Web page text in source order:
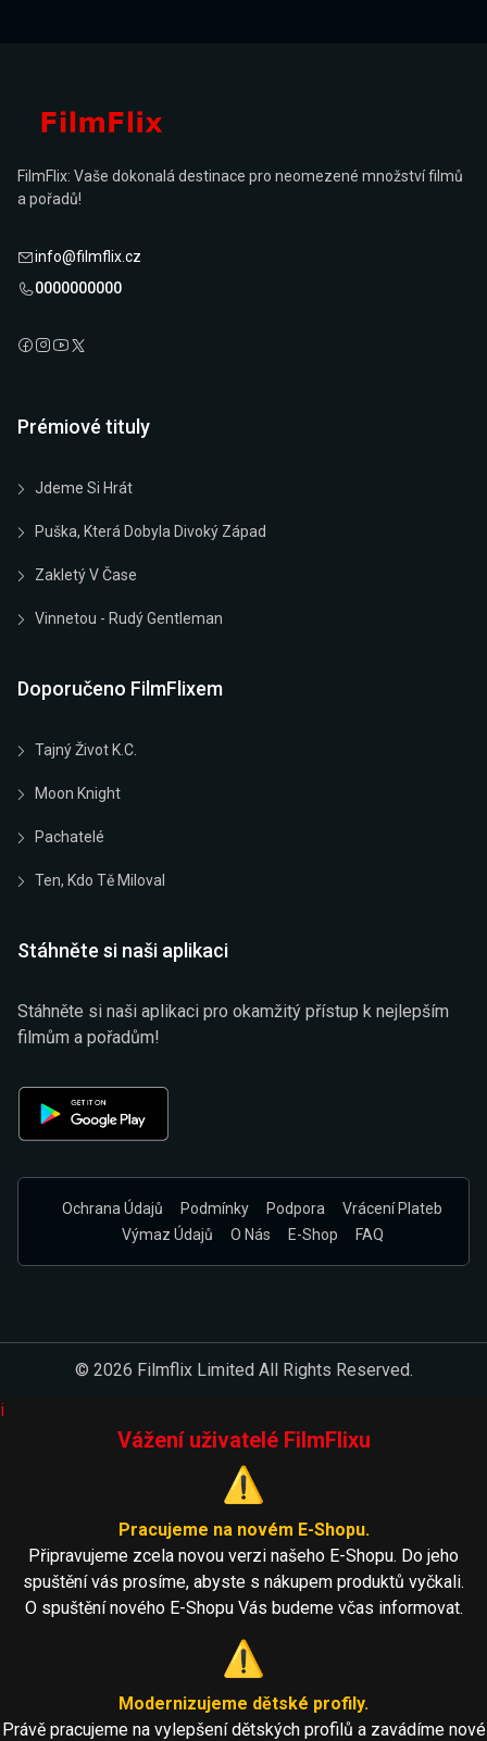
FilmFlix: Vaše dokonalá destinace pro neomezené množství filmů
a pořadů!
info@filmflix.cz
0000000000
Prémiové tituly
Jdeme Si Hrát
Puška, Která Dobyla Divoký Západ
Zakletý V Čase
Vinnetou - Rudý Gentleman
Doporučeno FilmFlixem
Tajný Život K.C.
Moon Knight
Pachatelé
Ten, Kdo Tě Miloval
Stáhněte si naši aplikaci
Stáhněte si naši aplikaci pro okamžitý přístup k nejlepším
filmům a pořadům!
Ochrana Údajů Podmínky Podpora
Vrácení Plateb
Výmaz Údajů
O Nás E-Shop FAQ
© 2026 Filmflix Limited All Rights Reserved.
i
Vážení uživatelé FilmFlixu
⚠️
Pracujeme na novém E-Shopu.
Připravujeme zcela novou verzi našeho E-Shopu. Do jeho
spuštění vás prosíme, abyste s nákupem produktů vyčkali.
O spuštění nového E-Shopu Vás budeme včas informovat.
⚠️
Modernizujeme dětské profily.
Právě pracujeme na vylepšení dětských profilů a zavádíme nové